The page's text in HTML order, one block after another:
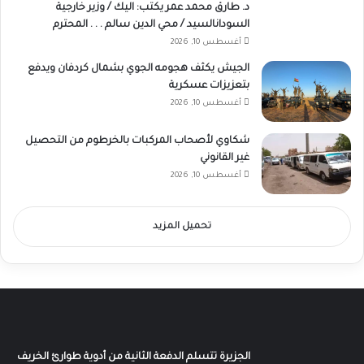
د. طارق محمد عمر يكتب: اليك / وزير خارجية
السودانالسيد / محي الدين سالم . . . المحترم
أغسطس 10, 2026
الجيش يكثف هجومه الجوي بشمال كردفان ويدفع
بتعزيزات عسكرية
أغسطس 10, 2026
شكاوي لأصحاب المركبات بالخرطوم من التحصيل
غير القانوني
أغسطس 10, 2026
تحميل المزيد
الجزيرة تتسلم الدفعة الثانية من أدوية طوارئ الخريف